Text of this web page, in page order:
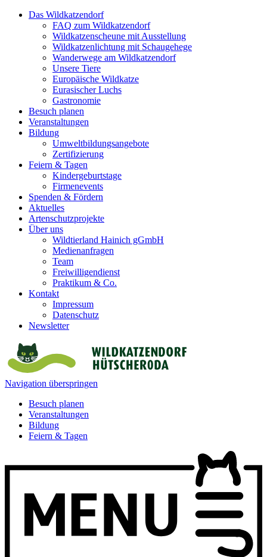
Das Wildkatzendorf
FAQ zum Wildkatzendorf
Wildkatzenscheune mit Ausstellung
Wildkatzenlichtung mit Schaugehege
Wanderwege am Wildkatzendorf
Unsere Tiere
Europäische Wildkatze
Eurasischer Luchs
Gastronomie
Besuch planen
Veranstaltungen
Bildung
Umweltbildungsangebote
Zertifizierung
Feiern & Tagen
Kindergeburtstage
Firmenevents
Spenden & Fördern
Aktuelles
Artenschutzprojekte
Über uns
Wildtierland Hainich gGmbH
Medienanfragen
Team
Freiwilligendienst
Praktikum & Co.
Kontakt
Impressum
Datenschutz
Newsletter
Navigation überspringen
Besuch planen
Veranstaltungen
Bildung
Feiern & Tagen